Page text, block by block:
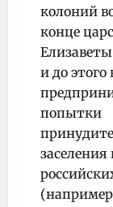
колоний
конце
и до этого
попытки